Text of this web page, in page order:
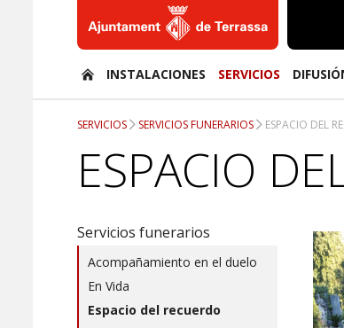
Ajuntament
de
Terrassa
INSTALACIONES SERVICIOS
SERVICIOS SERVICIOS FUNERARIOS ESPACIO DEL
ESPACIO
Servicios funerarios
Acompañamiento en el duelo
En Vida
Espacio del recuerdo